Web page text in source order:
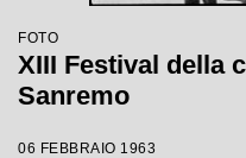
FOTO
XIII Festival della
Sanremo
06 FEBBRAIO 1963